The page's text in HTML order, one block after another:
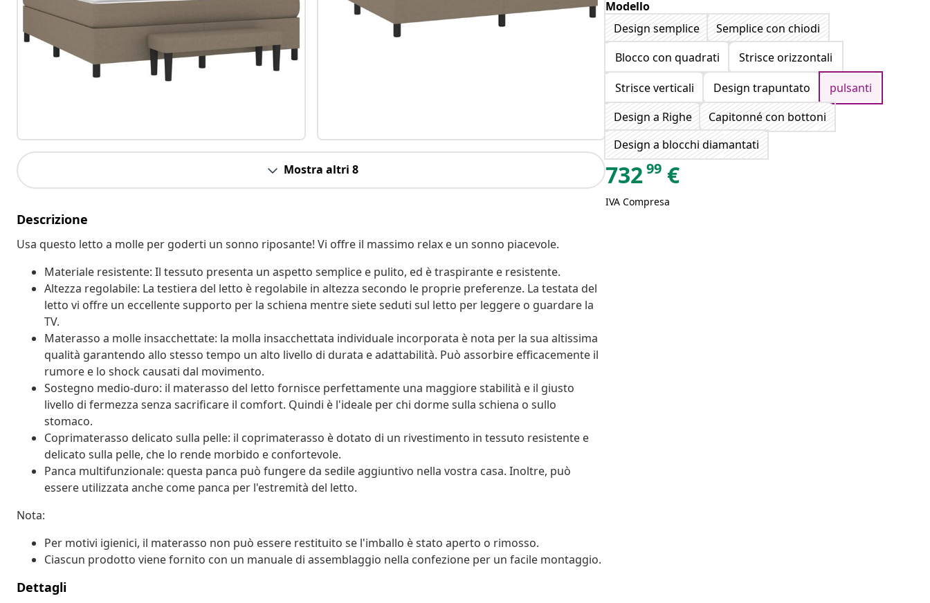
Mostra altri 8
Descrizione
Usa questo letto a molle per goderti un sonno riposante! Vi offre il massimo relax e un sonno piacevole.
Materiale resistente: Il tessuto presenta un aspetto semplice e pulito, ed è traspirante e resistente.
Altezza regolabile: La testiera del letto è regolabile in altezza secondo le proprie preferenze. La testata del
letto vi offre un eccellente supporto per la schiena mentre siete seduti sul letto per leggere o guardare la
TV.
Materasso a molle insacchettate: la molla insacchettata individuale incorporata è nota per la sua altissima
qualità garantendo allo stesso tempo un alto livello di durata e adattabilità. Può assorbire efficacemente il
rumore e lo shock causati dal movimento.
Sostegno medio-duro: il materasso del letto fornisce perfettamente una maggiore stabilità e il giusto
livello di fermezza senza sacrificare il comfort. Quindi è l'ideale per chi dorme sulla schiena o sullo
stomaco.
Coprimaterasso delicato sulla pelle: il coprimaterasso è dotato di un rivestimento in tessuto resistente e
delicato sulla pelle, che lo rende morbido e confortevole.
Panca multifunzionale: questa panca può fungere da sedile aggiuntivo nella vostra casa. Inoltre, può
essere utilizzata anche come panca per l'estremità del letto.
Nota:
Per motivi igienici, il materasso non può essere restituito se l'imballo è stato aperto o rimosso.
Ciascun prodotto viene fornito con un manuale di assemblaggio nella confezione per un facile montaggio.
Dettagli
Modello
Design semplice
Semplice con chiodi
Blocco con quadrati
Strisce orizzontali
Strisce verticali
Design trapuntato
pulsanti
Design a Righe
Capitonné con bottoni
Design a blocchi diamantati
73299 €
IVA Compresa